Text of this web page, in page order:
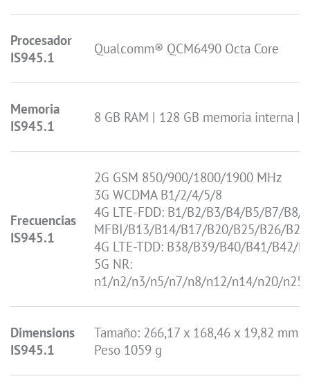
Procesador
IS945.1
Qualcomm® QCM6490 Octa Core
Memoria
IS945.1
8 GB RAM | 128 GB memoria interna |
Frecuencias
IS945.1
2G GSM 850/900/1800/1900 MHz
3G WCDMA B1/2/4/5/8
4G LTE-FDD: B1/B2/B3/B4/B5/B7/B8/
MFBI/B13/B14/B17/B20/B25/B26/
4G LTE-TDD: B38/B39/B40/B41/B42/
5G NR:
n1/n2/n3/n5/n7/n8/n12/n14/n20/
Dimensions
IS945.1
Tamaño: 266,17 x 168,46 x 19,82 mm
Peso 1059 g